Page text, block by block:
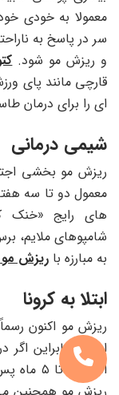
معمولا به خودی
سر در پاسخ به
و ریزش مو شود.
قارچی مانند پای
‌ای را برای درمان
شیمی درمانی
ریزش مو بخشی
معمول دو تا سه
های رایج «خنک
شامپوهای ملایم،
به مبارزه با ریزش
ابتلا به کرونا
است. بنابراین اگر
است ۳